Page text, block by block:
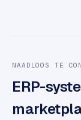
w
e
k
NAADLOOS TE
ERP-